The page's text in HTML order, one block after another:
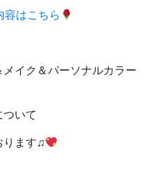
容はこちら
イク＆パーソナルカラー
いて
ります♫